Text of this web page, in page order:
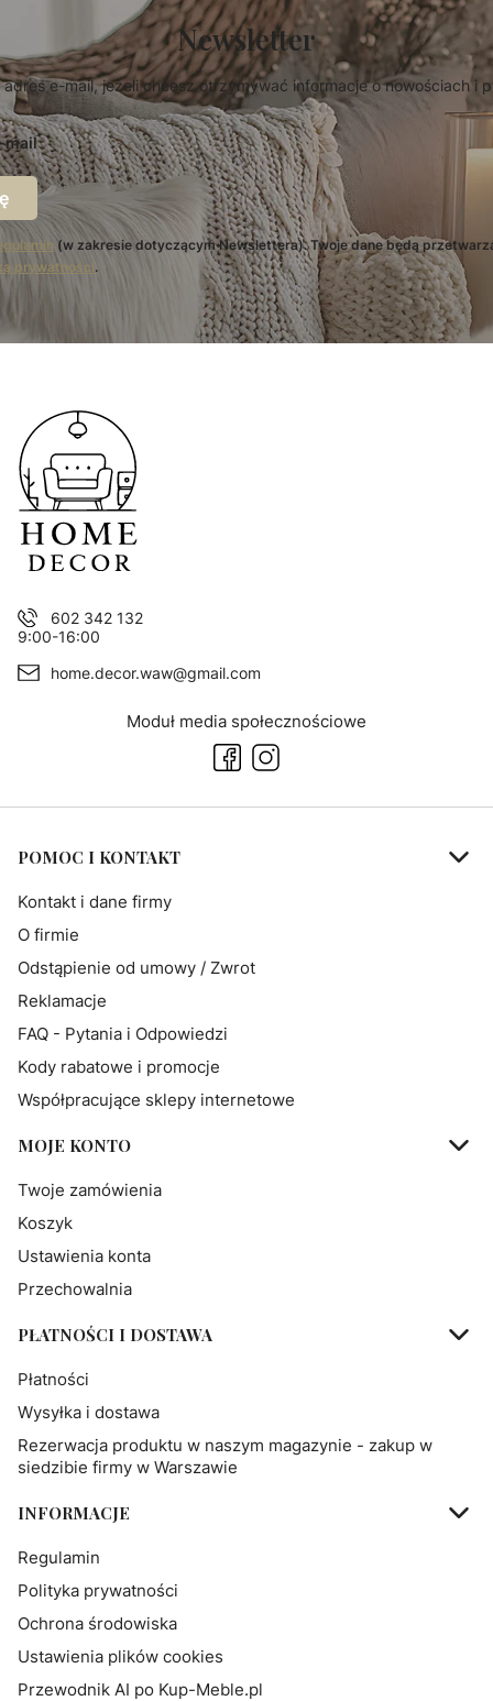
Newsletter
adres e-mail, jeżeli chcesz otrzymywać informacje o nowościach i
mail
(w zakresie dotyczącym Newslettera). Twoje dane będą
prywatności .
602 342 132
9:00-16:00
home.decor.waw@gmail.com
Moduł media społecznościowe
Linki w stopce
POMOC I KONTAKT
Kontakt i dane firmy
O firmie
Odstąpienie od umowy / Zwrot
Reklamacje
FAQ - Pytania i Odpowiedzi
Kody rabatowe i promocje
Współpracujące sklepy internetowe
MOJE KONTO
Twoje zamówienia
Koszyk
Ustawienia konta
Przechowalnia
PŁATNOŚCI I DOSTAWA
Płatności
Wysyłka i dostawa
Rezerwacja produktu w naszym magazynie - zakup w
siedzibie firmy w Warszawie
INFORMACJE
Regulamin
Polityka prywatności
Ochrona środowiska
Ustawienia plików cookies
Przewodnik AI po Kup-Meble.pl